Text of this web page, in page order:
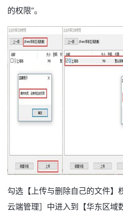
的权限”。
勾选【上传与删除自己的文件】
云端管理］中进入到【华东区域